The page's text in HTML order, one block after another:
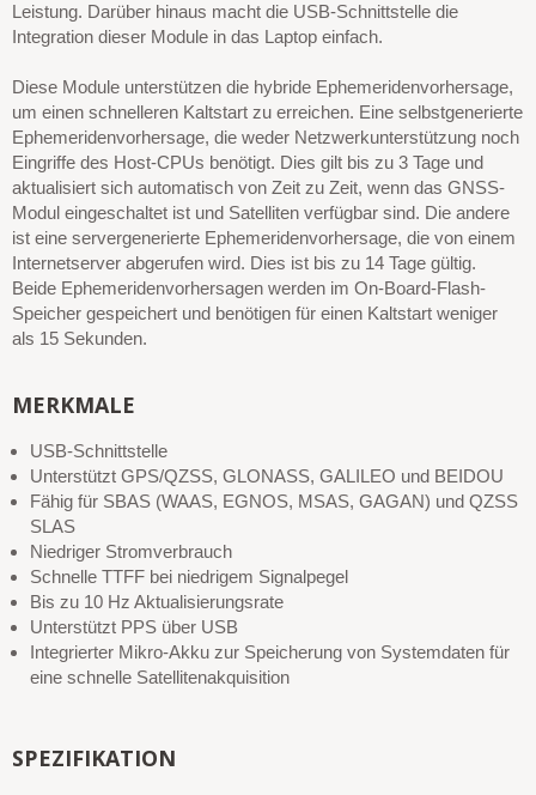
Leistung. Darüber hinaus macht die USB-Schnittstelle die
Integration dieser Module in das Laptop einfach.
Diese Module unterstützen die hybride Ephemeridenvorhersage,
um einen schnelleren Kaltstart zu erreichen. Eine selbstgenerierte
Ephemeridenvorhersage, die weder Netzwerkunterstützung noch
Eingriffe des Host-CPUs benötigt. Dies gilt bis zu 3 Tage und
aktualisiert sich automatisch von Zeit zu Zeit, wenn das GNSS-
Modul eingeschaltet ist und Satelliten verfügbar sind. Die andere
ist eine servergenerierte Ephemeridenvorhersage, die von einem
Internetserver abgerufen wird. Dies ist bis zu 14 Tage gültig.
Beide Ephemeridenvorhersagen werden im On-Board-Flash-
Speicher gespeichert und benötigen für einen Kaltstart weniger
als 15 Sekunden.
MERKMALE
USB-Schnittstelle
Unterstützt GPS/QZSS, GLONASS, GALILEO und BEIDOU
Fähig für SBAS (WAAS, EGNOS, MSAS, GAGAN) und QZSS
SLAS
Niedriger Stromverbrauch
Schnelle TTFF bei niedrigem Signalpegel
Bis zu 10 Hz Aktualisierungsrate
Unterstützt PPS über USB
Integrierter Mikro-Akku zur Speicherung von Systemdaten für
eine schnelle Satellitenakquisition
SPEZIFIKATION